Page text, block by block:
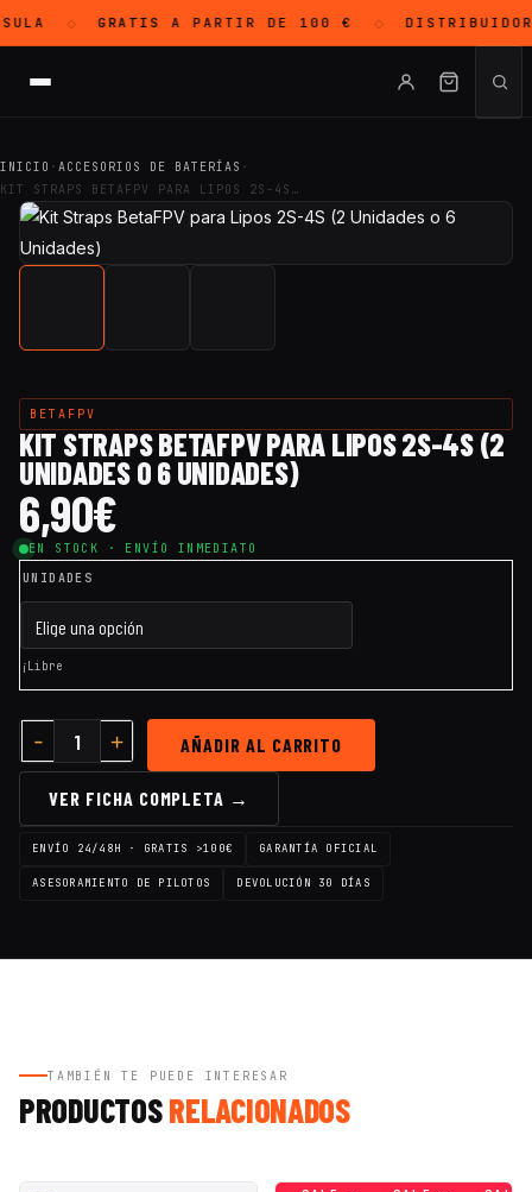
◇ GRATISA PARTIR DE 100 € ◇
INICIO · ACCESORIOS DE BATERÍAS ·
KIT STRAPS BETAFPV PARA LIPOS 2S-4S…
BETAFPV
KIT STRAPS BETAFPV PARA LIPOS 2S-4S (2
UNIDADES O 6 UNIDADES)
6,90€
EN STOCK · ENVÍO INMEDIATO
UNIDADES
¡Libre
AÑADIR AL CARRITO
VER FICHA COMPLETA →
ENVÍO 24/48H · GRATIS >100€ GARANTÍA OFICIAL
ASESORAMIENTO DE PILOTOS DEVOLUCIÓN 30 DÍAS
TAMBIÉN TE PUEDE INTERESAR
PRODUCTOSRELACIONADOS